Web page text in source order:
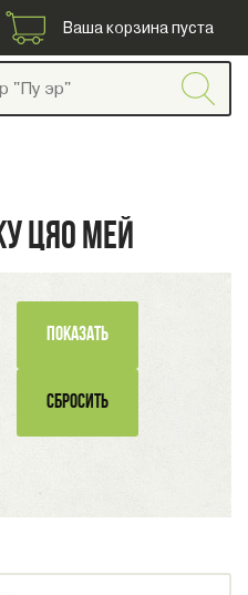
Ваша корзина пуста
ЦЯО МЕЙ